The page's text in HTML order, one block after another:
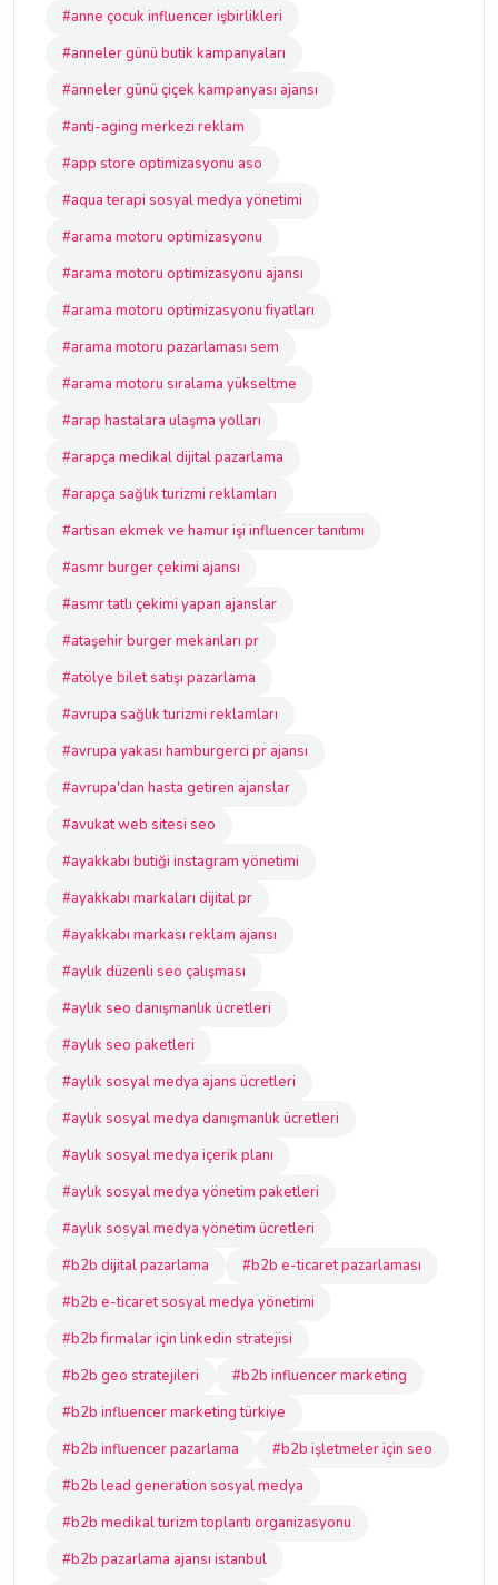
#anne çocuk influencer işbirlikleri
#anneler günü butik kampanyaları
#anneler günü çiçek kampanyası ajansı
#anti-aging merkezi reklam
#app store optimizasyonu aso
#aqua terapi sosyal medya yönetimi
#arama motoru optimizasyonu
#arama motoru optimizasyonu ajansı
#arama motoru optimizasyonu fiyatları
#arama motoru pazarlaması sem
#arama motoru sıralama yükseltme
#arap hastalara ulaşma yolları
#arapça medikal dijital pazarlama
#arapça sağlık turizmi reklamları
#artisan ekmek ve hamur işi influencer tanıtımı
#asmr burger çekimi ajansı
#asmr tatlı çekimi yapan ajanslar
#ataşehir burger mekanları pr
#atölye bilet satışı pazarlama
#avrupa sağlık turizmi reklamları
#avrupa yakası hamburgerci pr ajansı
#avrupa'dan hasta getiren ajanslar
#avukat web sitesi seo
#ayakkabı butiği instagram yönetimi
#ayakkabı markaları dijital pr
#ayakkabı markası reklam ajansı
#aylık düzenli seo çalışması
#aylık seo danışmanlık ücretleri
#aylık seo paketleri
#aylık sosyal medya ajans ücretleri
#aylık sosyal medya danışmanlık ücretleri
#aylık sosyal medya içerik planı
#aylık sosyal medya yönetim paketleri
#aylık sosyal medya yönetim ücretleri
#b2b dijital pazarlama
#b2b e-ticaret pazarlaması
#b2b e-ticaret sosyal medya yönetimi
#b2b firmalar için linkedin stratejisi
#b2b geo stratejileri
#b2b influencer marketing
#b2b influencer marketing türkiye
#b2b influencer pazarlama
#b2b işletmeler için seo
#b2b lead generation sosyal medya
#b2b medikal turizm toplantı organizasyonu
#b2b pazarlama ajansı istanbul